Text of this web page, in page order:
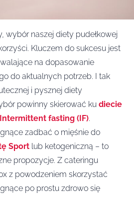
wybór naszej diety pudełkowej
Kluczem do sukcesu jest
na dopasowanie
do aktualnych potrzeb. I tak
i pysznej diety
powinny skierować ku diecie
Intermittent fasting (IF).
zadbać o mięśnie do
Sport lub ketogeniczną – to
propozycje. Z cateringu
z powodzeniem skorzystać
po prostu zdrowo się